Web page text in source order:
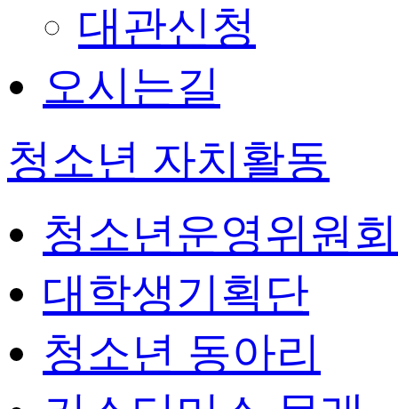
대관신청
오시는길
청소년 자치활동
청소년운영위원회
대학생기획단
청소년 동아리